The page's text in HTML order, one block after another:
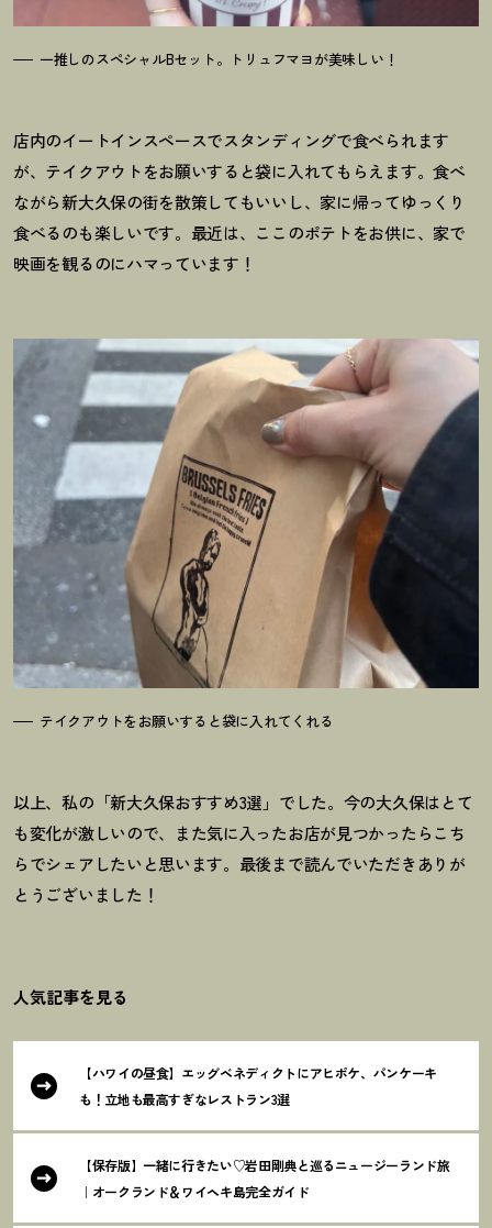
一推しのスペシャルBセット。トリュフマヨが美味しい ！
店内のイートインスペースでスタンディングで食べられます
が、テイクアウトをお願いすると袋に入れてもらえます。食べ
ながら新大久保の街を散策してもいいし、家に帰ってゆっくり
食べるのも楽しいです。最近は、ここのポテトをお供に、家で
映画を観るのにハマっています ！
テイクアウトをお願いすると袋に入れてくれる
以上、私の「新大久保おすすめ3選」でした。今の大久保はとて
も変化が激しいので、また気に入ったお店が見つかったらこち
らでシェアしたいと思います。最後まで読んでいただきありが
とうございました ！
人気記事を見る
【ハワイの昼食】エッグベネディクトにアヒポケ、パンケーキ
も ！ 立地も最高すぎなレストラン3選
【保存版】一緒に行きたい♡岩田剛典と巡るニュージーランド旅
｜オークランド＆ワイヘキ島完全ガイド